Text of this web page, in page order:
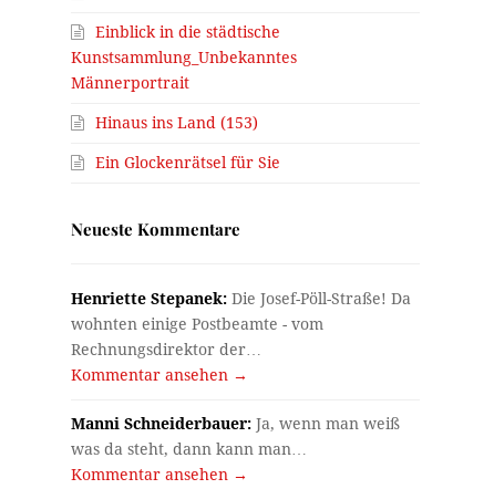
Einblick in die städtische
Kunstsammlung_Unbekanntes
Männerportrait
Hinaus ins Land (153)
Ein Glockenrätsel für Sie
Neueste Kommentare
Henriette Stepanek: Die Josef-Pöll-Straße! Da
wohnten einige Postbeamte - vom
Rechnungsdirektor der…
Kommentar ansehen →
Manni Schneiderbauer: Ja, wenn man weiß
was da steht, dann kann man…
Kommentar ansehen →